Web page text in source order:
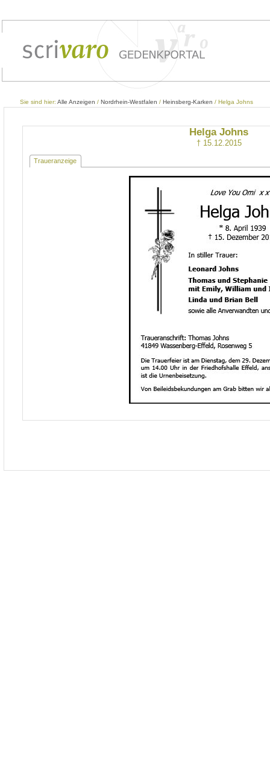
Sie sind hier: Alle Anzeigen / Nordrhein-Westfalen / Heinsberg-Karken / Helga Johns
Helga Johns
† 15.12.2015
Traueranzeige